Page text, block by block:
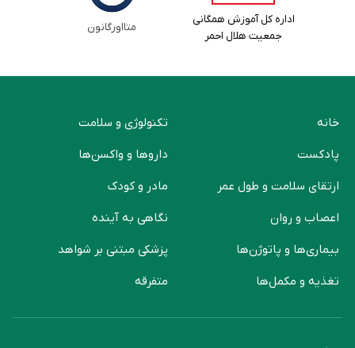
اداره کل آموزش همگانی
جمعیت هلال احمر
متااورگانون
خانه
پادکست
ارتقای سلامت و طول عمر
اعصاب و روان
بیماری‌ها و پاتوژن‌ها
تغذیه و مکمل‌ها
تکنولوژی و سلامت
دارو‌ها و واکسن‌ها
مادر و کودک
نگاهی به آینده
پزشکی مبتنی بر شواهد
متفرقه